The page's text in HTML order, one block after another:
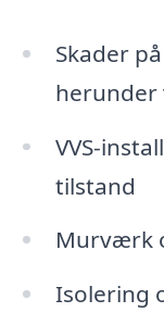
Skader
VVS-
tilstand
Murværk
Isolering